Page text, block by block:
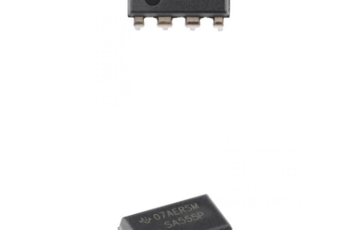
Электронные компоненты
Модуль питания